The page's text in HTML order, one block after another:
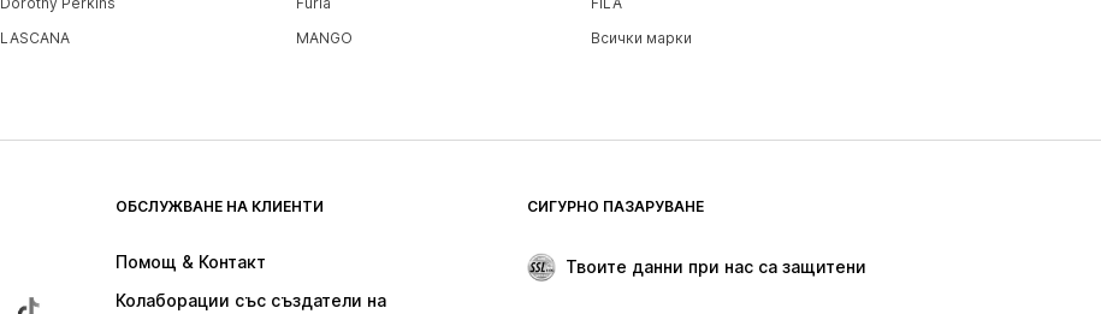
LASCANA MANGO Всички марки
ОБСЛУЖВАНЕ НА КЛИЕНТИ
Помощ & Контакт
Колаборации със създатели на
СИГУРНО ПАЗАРУВАНЕ
Твоите данни при нас са защитени